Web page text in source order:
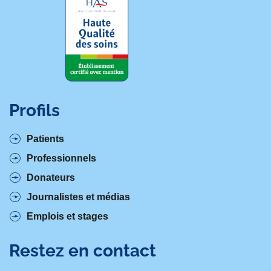
Profils
Patients
Professionnels
Donateurs
Journalistes et médias
Emplois et stages
Restez en contact